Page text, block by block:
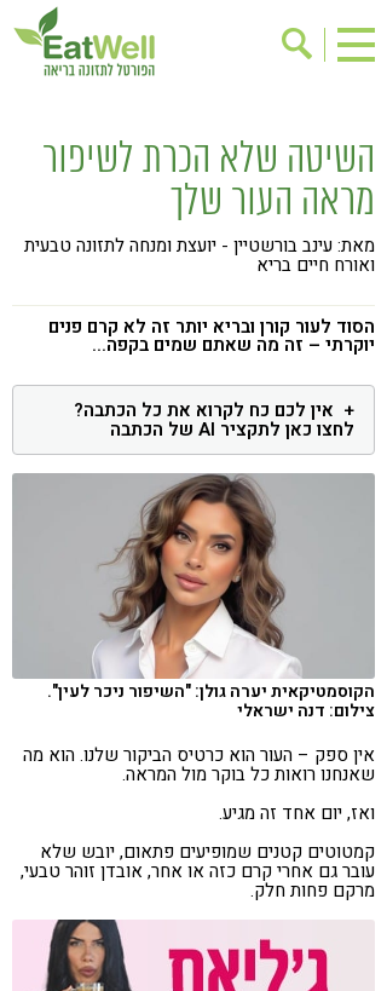
בישול בריא
אינדקס עסקים
ריפוי ומניעת מחלות
בריאות האישה
תוספי תזונה
אירועים
שינוי תזונתי
גישות בתזונה
דיאטה
ניקוי רעלים
מזונות על
ילדים
תזונה וספורט
הפרעות קשב & ריכוז
אכילה רגשית
רגישות לגלוטן
טעים להכיר
טבעונות
השיטה שלא הכרת לשיפור
מראה העור שלך
מאת: עינב בורשטיין - יועצת ומנחה לתזונה טבעית
ואורח חיים בריא
הסוד לעור קורן ובריא יותר זה לא קרם פנים
יוקרתי – זה מה שאתם שמים בקפה...
אין לכם כח לקרוא את כל הכתבה?
לחצו כאן לתקציר AI של הכתבה
הקוסמטיקאית יערה גולן: "השיפור ניכר לעין".
צילום: דנה ישראלי
אין ספק – העור הוא כרטיס הביקור שלנו. הוא מה
שאנחנו רואות כל בוקר מול המראה.
ואז, יום אחד זה מגיע.
קמטוטים קטנים שמופיעים פתאום, יובש שלא
עובר גם אחרי קרם כזה או אחר, אובדן זוהר טבעי,
מרקם פחות חלק.